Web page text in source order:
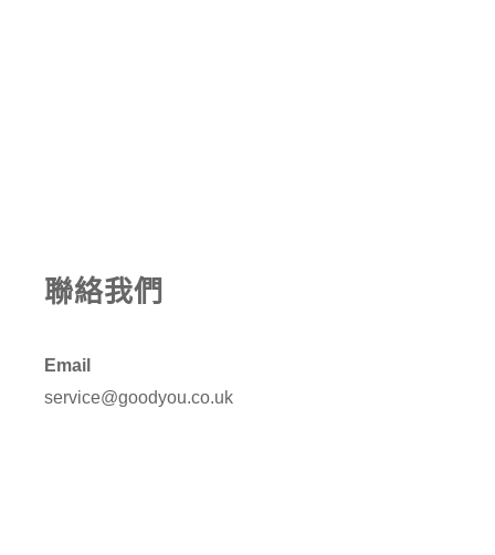
聯絡我們
Email
service@goodyou.co.uk